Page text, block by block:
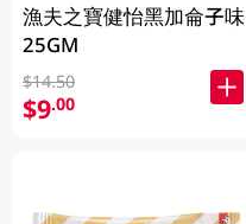
漁夫之寶健怡黑加侖子味
25GM
$14.50
$9.00